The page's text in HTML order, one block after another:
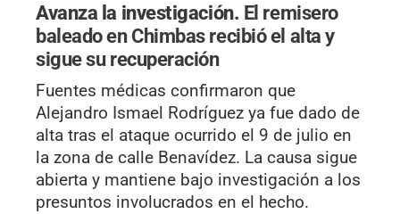
Avanza la investigación. El remisero
baleado en Chimbas recibió el alta y
sigue su recuperación
Fuentes médicas confirmaron que
Alejandro Ismael Rodríguez ya fue dado de
alta tras el ataque ocurrido el 9 de julio en
la zona de calle Benavídez. La causa sigue
abierta y mantiene bajo investigación a los
presuntos involucrados en el hecho.